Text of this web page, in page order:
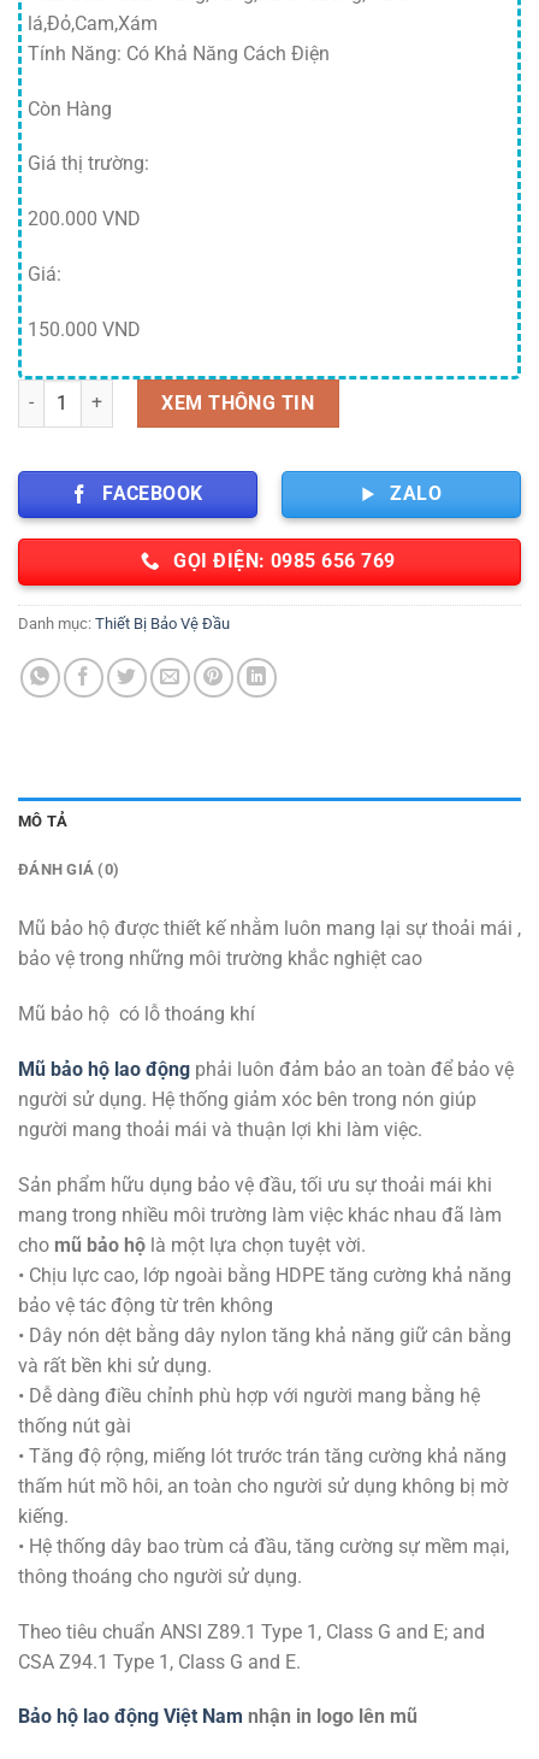
lá,Đỏ,Cam,Xám
Tính Năng: Có Khả Năng Cách Điện
Còn Hàng
Giá thị trường:
200.000 VND
Giá:
150.000 VND
Mũ bảo hộ Nhật quang có lỗ thoáng số lượng
XEM THÔNG TIN
FACEBOOK ZALO
GỌI ĐIỆN: 0985 656 769
Danh mục: Thiết Bị Bảo Vệ Đầu
MÔ TẢ
ĐÁNH GIÁ (0)
Mũ bảo hộ được thiết kế nhằm luôn mang lại sự thoải mái ,
bảo vệ trong những môi trường khắc nghiệt cao
Mũ bảo hộ có lỗ thoáng khí
Mũ bảo hộ lao động phải luôn đảm bảo an toàn để bảo vệ
người sử dụng. Hệ thống giảm xóc bên trong nón giúp
người mang thoải mái và thuận lợi khi làm việc.
Sản phẩm hữu dụng bảo vệ đầu, tối ưu sự thoải mái khi
mang trong nhiều môi trường làm việc khác nhau đã làm
cho mũ bảo hộ là một lựa chọn tuyệt vời.
• Chịu lực cao, lớp ngoài bằng HDPE tăng cường khả năng
bảo vệ tác động từ trên không
• Dây nón dệt bằng dây nylon tăng khả năng giữ cân bằng
và rất bền khi sử dụng.
• Dễ dàng điều chỉnh phù hợp với người mang bằng hệ
thống nút gài
• Tăng độ rộng, miếng lót trước trán tăng cường khả năng
thấm hút mồ hôi, an toàn cho người sử dụng không bị mờ
kiếng.
• Hệ thống dây bao trùm cả đầu, tăng cường sự mềm mại,
thông thoáng cho người sử dụng.
Theo tiêu chuẩn ANSI Z89.1 Type 1, Class G and E; and
CSA Z94.1 Type 1, Class G and E.
Bảo hộ lao động Việt Nam nhận in logo lên mũ